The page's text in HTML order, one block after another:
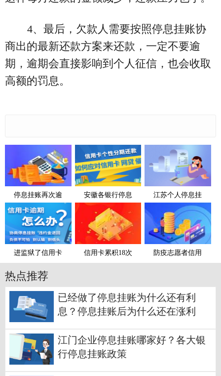
4、最后，欠款人需要按照停息挂账协
商出的最新还款方案来还款，一定不要逾
期，逾期会直接影响到个人征信，也会收取
高额的罚息。
停息挂账再次逾 安徽各银行停息 江苏个人停息挂
进监狱了信用卡 信用卡累积18次 防疫志愿者信用
热点推荐
已经做了停息挂账为什么还有利
息？停息挂账后为什么还在涨利
江门企业停息挂账哪家好？各大银
行停息挂账政策